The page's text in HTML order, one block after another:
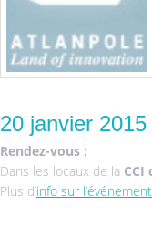
20 janvier 2015
Rendez-vous :
Dans les locaux de la CCI
Plus d’info sur l’événement